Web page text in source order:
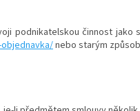
podnikatelskou činnost
nebo starým